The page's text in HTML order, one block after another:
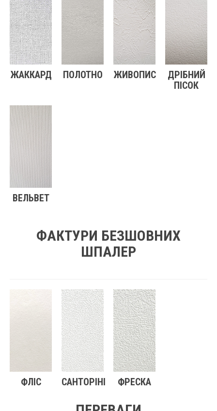
ЖАККАРД ПОЛОТНО ЖИВОПИС
ДРІБНИЙ
ПІСОК
ВЕЛЬВЕТ
ФАКТУРИ БЕЗШОВНИХ
ШПАЛЕР
ФЛІС САНТОРІНІ ФРЕСКА